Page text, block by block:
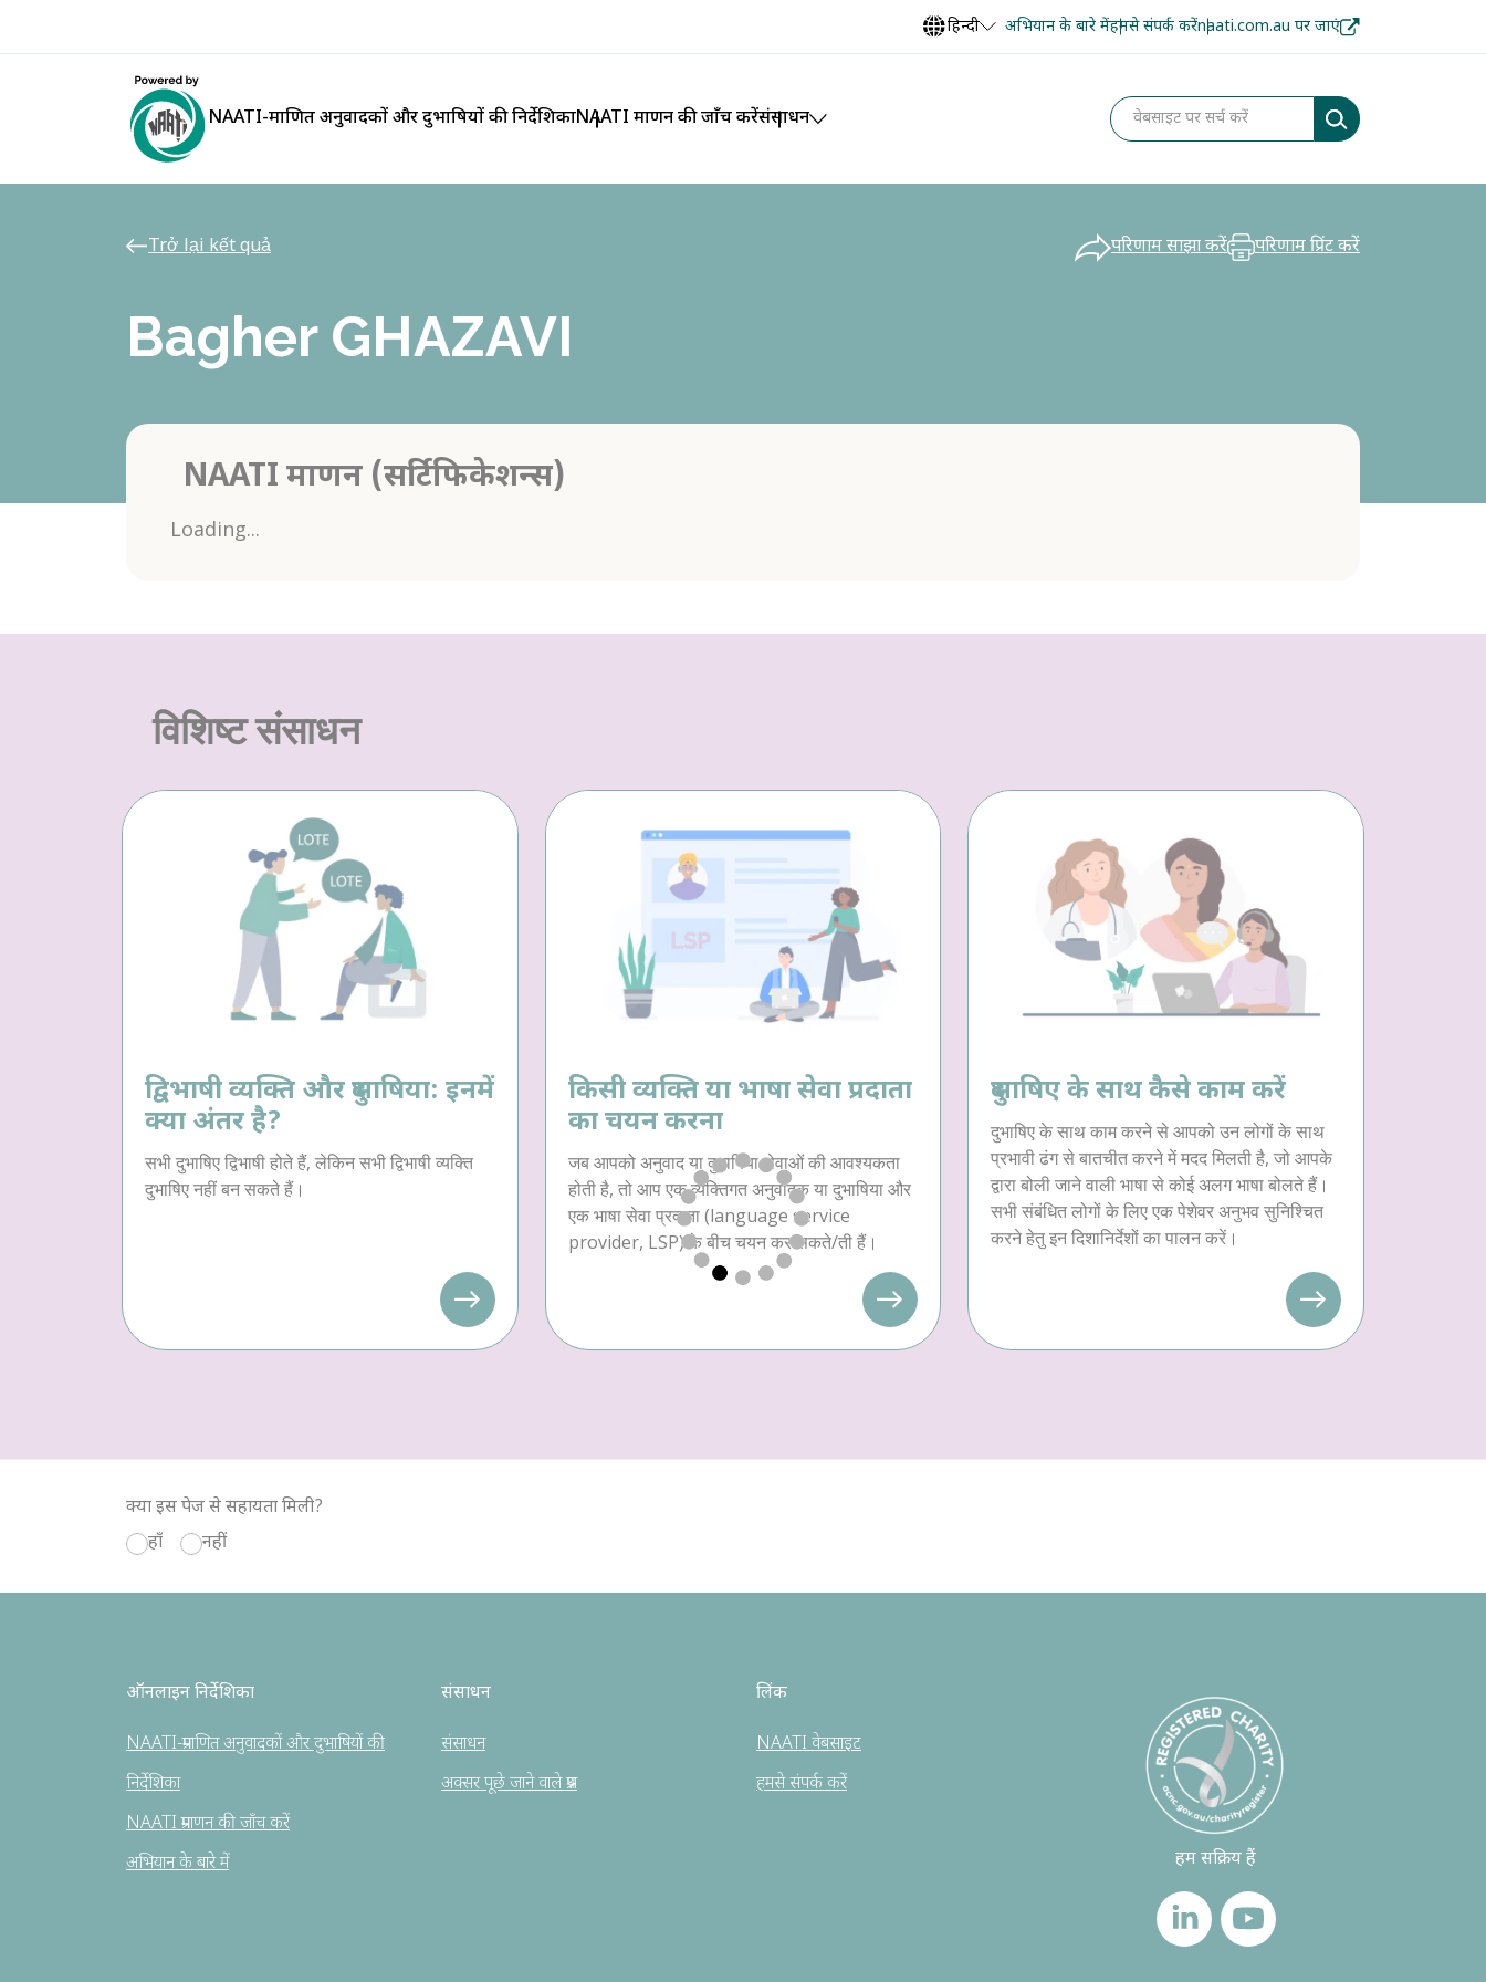
हिन्दी अभियान के बारे मेंहमसे संपर्क करेंnaati.com.au पर जाएं
NAATI-प्रमाणित अनुवादकों और दुभाषियों की निर्देशिकाNAATI प्रमाणन की जाँच करेंसंसाधन
Trở lại kết quả परिणाम साझा करें परिणाम प्रिंट करें
Bagher GHAZAVI
NAATI प्रमाणन (सर्टिफिकेशन्स)
Loading...
विशिष्ट संसाधन
द्विभाषी व्यक्ति और दुभाषिया: इनमें
क्या अंतर है?
सभी दुभाषिए द्विभाषी होते हैं, लेकिन सभी द्विभाषी व्यक्ति
दुभाषिए नहीं बन सकते हैं।
किसी व्यक्ति या भाषा सेवा प्रदाता
का चयन करना
जब आपको अनुवाद या दुभाषिया सेवाओं की आवश्यकता
होती है, तो आप एक व्यक्तिगत अनुवादक या दुभाषिया और
एक भाषा सेवा प्रदाता (language service
provider, LSP) के बीच चयन कर सकते/ती हैं।
दुभाषिए के साथ कैसे काम करें
दुभाषिए के साथ काम करने से आपको उन लोगों के साथ
प्रभावी ढंग से बातचीत करने में मदद मिलती है, जो आपके
द्वारा बोली जाने वाली भाषा से कोई अलग भाषा बोलते हैं।
सभी संबंधित लोगों के लिए एक पेशेवर अनुभव सुनिश्चित
करने हेतु इन दिशानिर्देशों का पालन करें।
क्या इस पेज से सहायता मिली?
हाँ
नहीं
ऑनलाइन निर्देशिका
NAATI-प्रमाणित अनुवादकों और दुभाषियों की
निर्देशिका
NAATI प्रमाणन की जाँच करें
अभियान के बारे में
संसाधन
संसाधन
अक्सर पूछे जाने वाले प्रश्न
लिंक
NAATI वेबसाइट
हमसे संपर्क करें
हम सक्रिय हैं